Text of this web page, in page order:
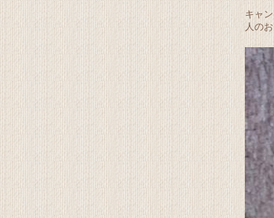
キャ
人の